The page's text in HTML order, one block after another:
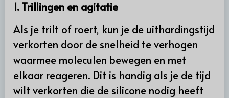
1. Trillingen en agitatie
Als je trilt of roert, kun je de uithardingstijd
verkorten door de snelheid te verhogen
waarmee moleculen bewegen en met
elkaar reageren. Dit is handig als je de tijd
wilt verkorten die de silicone nodig heeft